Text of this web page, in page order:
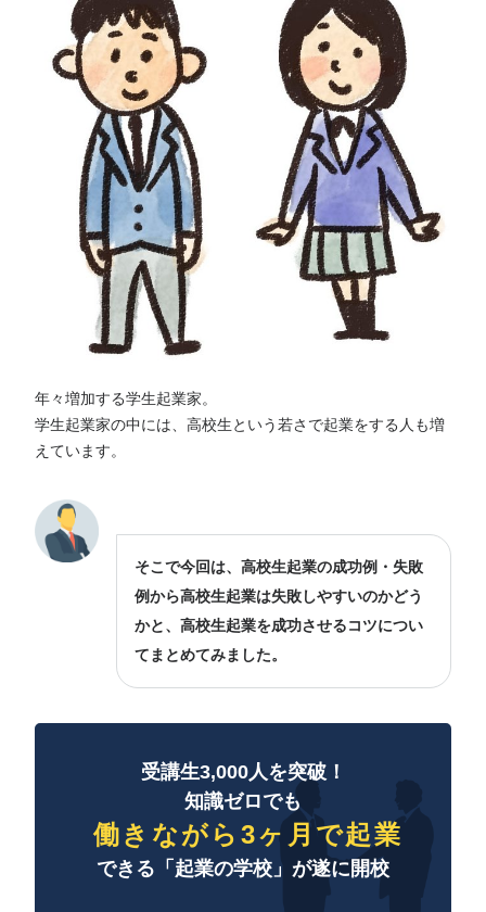
年々増加する学生起業家。
学生起業家の中には、高校生という若さで起業をする人も増
えています。
そこで今回は、高校生起業の成功例・失敗
例から高校生起業は失敗しやすいのかどう
かと、高校生起業を成功させるコツについ
てまとめてみました。
受講生3,000人を突破！
知識ゼロでも
働きながら3ヶ月で起業
できる「起業の学校」が遂に開校